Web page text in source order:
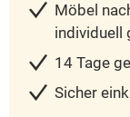
Möbel
individuell
14 Tage
Sicher